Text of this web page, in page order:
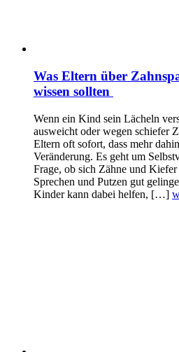
Was Eltern über
wissen sollten
Wenn ein Kind sein Lächeln
ausweicht oder wegen schiefer
Eltern oft sofort, dass mehr
Veränderung. Es geht um
Frage, ob sich Zähne und
Sprechen und Putzen gut
Kinder kann dabei helfen, […]